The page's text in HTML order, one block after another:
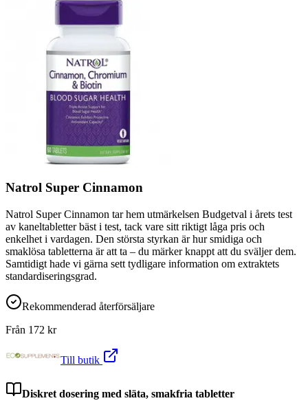
Natrol Super Cinnamon
Natrol Super Cinnamon tar hem utmärkelsen Budgetval i årets test
av kaneltabletter bäst i test, tack vare sitt riktigt låga pris och
enkelhet i vardagen. Den största styrkan är hur smidiga och
smaklösa tabletterna är att ta – du märker knappt att du sväljer dem.
Samtidigt hade vi gärna sett tydligare information om extraktets
standardiseringsgrad.
Rekommenderad återförsäljare
Från 172 kr
Till butik
Diskret dosering med släta, smakfria tabletter